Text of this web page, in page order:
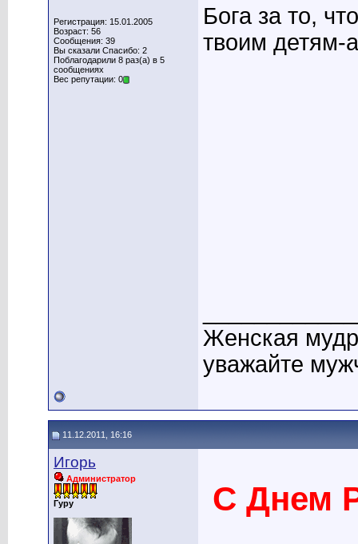
Регистрация: 15.01.2005
Возраст: 56
Сообщения: 39
Вы сказали Спасибо: 2
Поблагодарили 8 раз(а) в 5
сообщениях
Вес репутации: 0
Бога за то,
твоим детям-
Женская
уважайте
11.12.2011, 16:16
Игорь
Администратор
Гуру С Днем